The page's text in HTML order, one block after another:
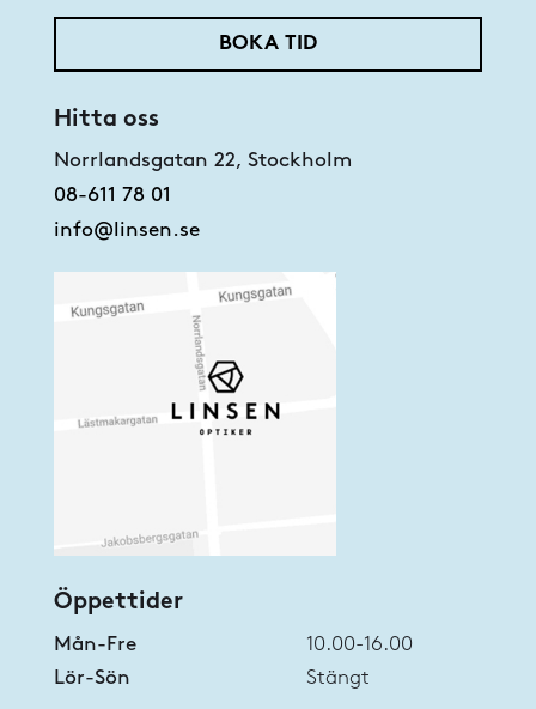
BOKA TID
Hitta oss
Norrlandsgatan 22, Stockholm
08-611 78 01
info@linsen.se
Öppettider
Mån-Fre
10.00-16.00
Lör-Sön
Stängt